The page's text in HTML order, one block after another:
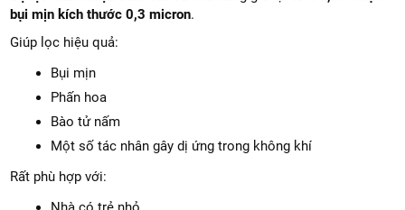
Bộ lọc HEPA hiệu suất cao
bụi mịn kích thước 0,3 micron .
Giúp lọc hiệu quả:
Bụi mịn